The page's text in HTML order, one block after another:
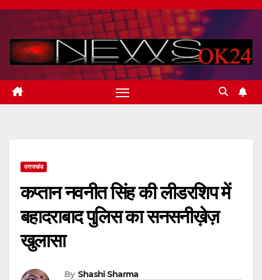
Skip
content
उत्तराखंड
कप्तान नवनीत सिंह की लीडरशिप में
बहादराबाद पुलिस का सनसनीख़ेज़
खुलासा
By Shashi Sharma